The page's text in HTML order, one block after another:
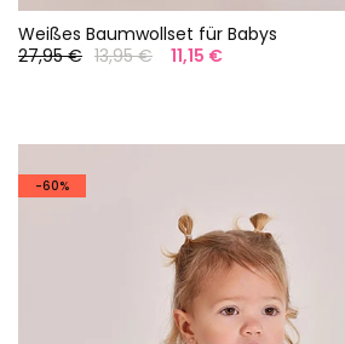
Weißes Baumwollset für Babys
27,95 € 13,95 € 11,15 €
-60%